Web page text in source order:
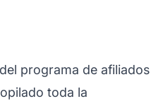
programa de afiliados
toda la